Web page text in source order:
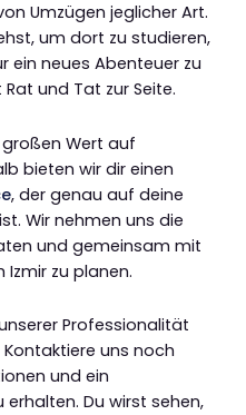
Umzügen jeglicher Art.
um dort zu studieren,
ein neues Abenteuer zu
und Tat zur Seite.
großen Wert auf
bieten wir dir einen
, der genau auf deine
Wir nehmen uns die
und gemeinsam mit
zu planen.
Professionalität
uns noch
und ein
Du wirst sehen,